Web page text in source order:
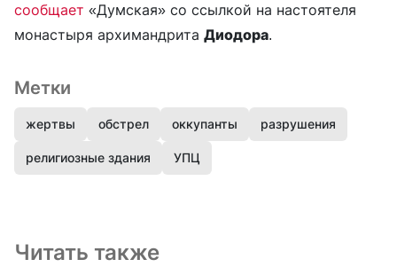
сообщает «Думская» со ссылкой на настоятеля
монастыря архимандрита Диодора.
Метки
жертвы обстрел оккупанты разрушения
религиозные здания УПЦ
Читать также